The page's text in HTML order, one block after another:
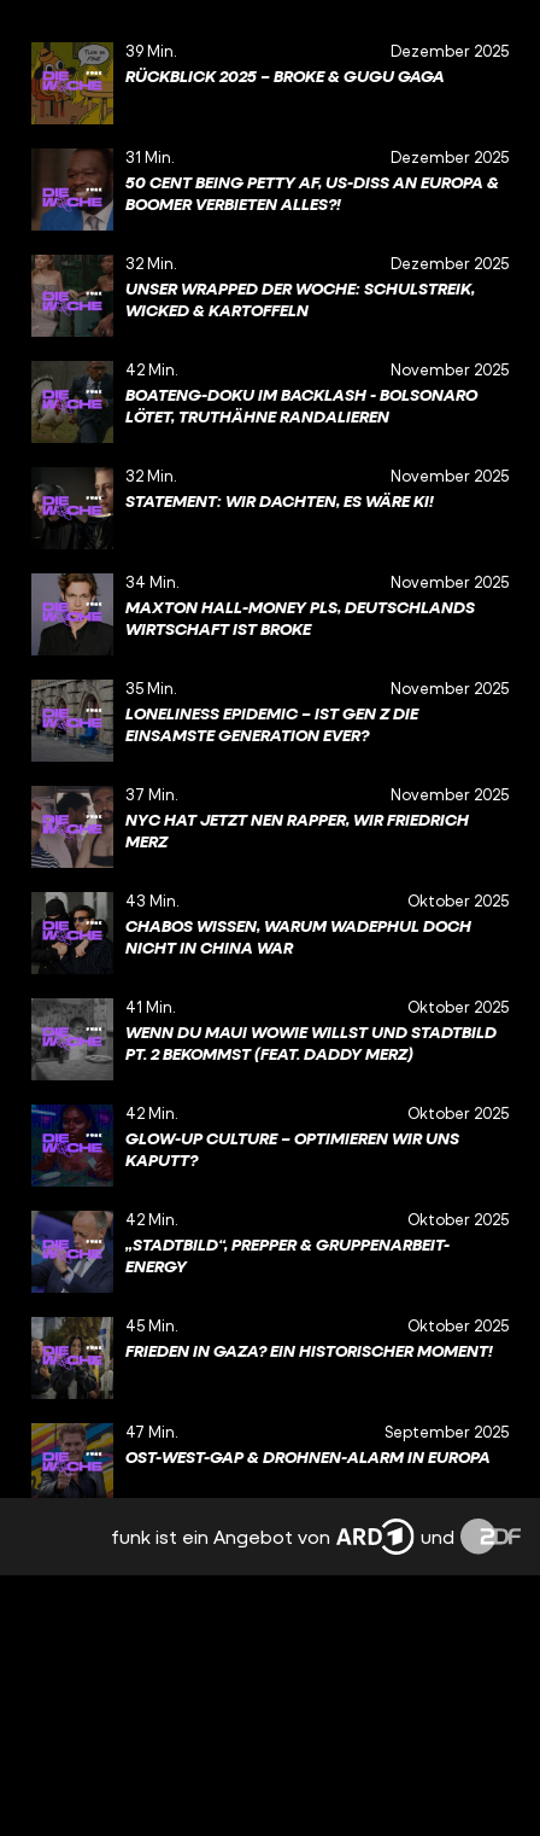
39 Min. Dezember 2025
RÜCKBLICK 2025 – BROKE & GUGU GAGA
31 Min. Dezember 2025
50 CENT BEING PETTY AF, US-DISS AN EUROPA &
BOOMER VERBIETEN ALLES?!
32 Min. Dezember 2025
UNSER WRAPPED DER WOCHE: SCHULSTREIK,
WICKED & KARTOFFELN
42 Min. November 2025
BOATENG-DOKU IM BACKLASH - BOLSONARO
LÖTET, TRUTHÄHNE RANDALIEREN
32 Min. November 2025
STATEMENT: WIR DACHTEN, ES WÄRE KI!
34 Min. November 2025
MAXTON HALL-MONEY PLS, DEUTSCHLANDS
WIRTSCHAFT IST BROKE
35 Min. November 2025
LONELINESS EPIDEMIC – IST GEN Z DIE
EINSAMSTE GENERATION EVER?
37 Min. November 2025
NYC HAT JETZT NEN RAPPER, WIR FRIEDRICH
MERZ
43 Min. Oktober 2025
CHABOS WISSEN, WARUM WADEPHUL DOCH
NICHT IN CHINA WAR
41 Min. Oktober 2025
WENN DU MAUI WOWIE WILLST UND STADTBILD
PT. 2 BEKOMMST (FEAT. DADDY MERZ)
42 Min. Oktober 2025
GLOW-UP CULTURE – OPTIMIEREN WIR UNS
KAPUTT?
42 Min. Oktober 2025
„STADTBILD“, PREPPER & GRUPPENARBEIT-
ENERGY
45 Min. Oktober 2025
FRIEDEN IN GAZA? EIN HISTORISCHER MOMENT!
47 Min. September 2025
OST-WEST-GAP & DROHNEN-ALARM IN EUROPA
34 Min. September 2025
funk ist ein Angebot von und